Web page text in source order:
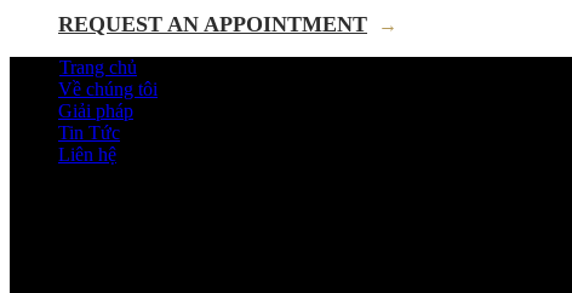
REQUEST AN APPOINTMENT →
Trang chủ
Về chúng tôi
Giải pháp
Tin Tức
Liên hệ